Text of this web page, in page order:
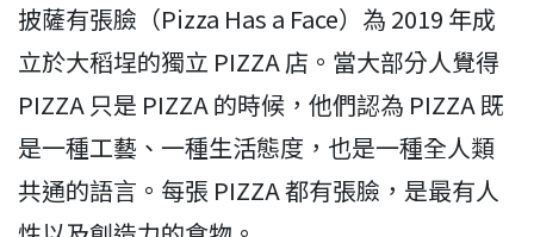
披薩有張臉（Pizza Has a Face）為 2019 年成
立於大稻埕的獨立 PIZZA 店。當大部分人覺得
PIZZA 只是 PIZZA 的時候，他們認為 PIZZA 既
是一種工藝、一種生活態度，也是一種全人類
共通的語言。每張 PIZZA 都有張臉，是最有人